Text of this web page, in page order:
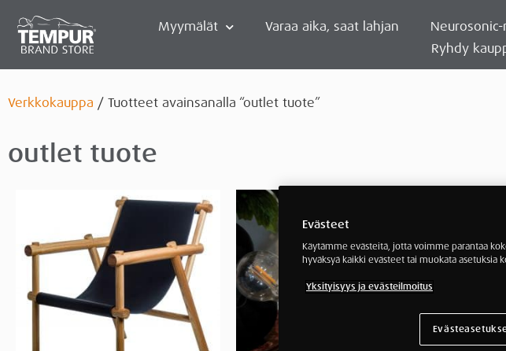
Myymälät Varaa aika, saat lahjan
Ryhdy
Verkkokauppa / Tuotteet avainsanalla “outlet tuote”
outlet tuote
Evästeet
Käytämme evästeitä, jotta voimme parantaa
hyväksyä kaikki evästeet tai muokata asetuksia
Yksityisyys ja evästeilmoitus